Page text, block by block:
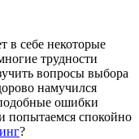
в себе некоторые
трудности
вопросы выбора
намучился
ошибки
попытаемся спокойно
?